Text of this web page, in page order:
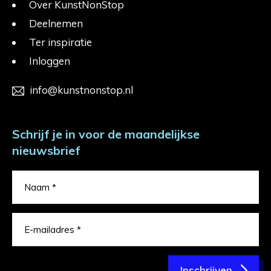
Over KunstNonStop
Deelnemen
Ter inspiratie
Inloggen
info@kunstnonstop.nl
Schrijf je in voor de maandelijkse
nieuwsbrief